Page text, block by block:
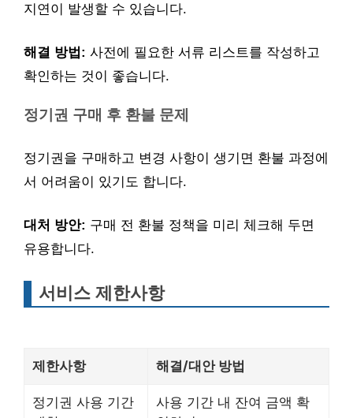
지연이 발생할 수 있습니다.
해결 방법: 사전에 필요한 서류 리스트를 작성하고
확인하는 것이 좋습니다.
정기권 구매 후 환불 문제
정기권을 구매하고 변경 사항이 생기면 환불 과정에
서 어려움이 있기도 합니다.
대처 방안: 구매 전 환불 정책을 미리 체크해 두면
유용합니다.
서비스 제한사항
제한사항 해결/대안 방법
정기권 사용 기간
사용 기간 내 잔여 금액 확